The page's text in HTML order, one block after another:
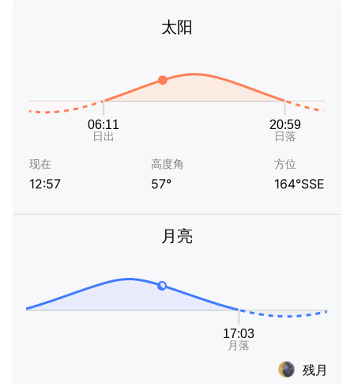
太阳
现在
12:57
高度角
57°
方位
164°SSE
月亮
残月